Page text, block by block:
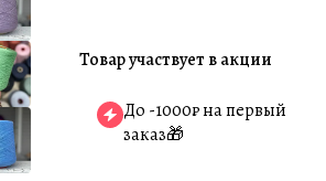
Товар участвует в акции
До -1000₽ на первый
заказ🎁